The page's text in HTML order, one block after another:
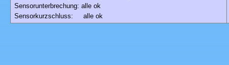
Sensorunterbrechung: alle ok
Sensorkurzschluss: alle ok